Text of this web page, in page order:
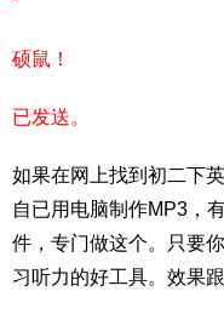
硕鼠！
已发送。
如果在网上找到初二下
自已用电脑制作MP3，
件，专门做这个。只要
习听力的好工具。效果